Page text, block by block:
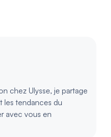
chez Ulysse, je partage
les tendances du
avec vous en